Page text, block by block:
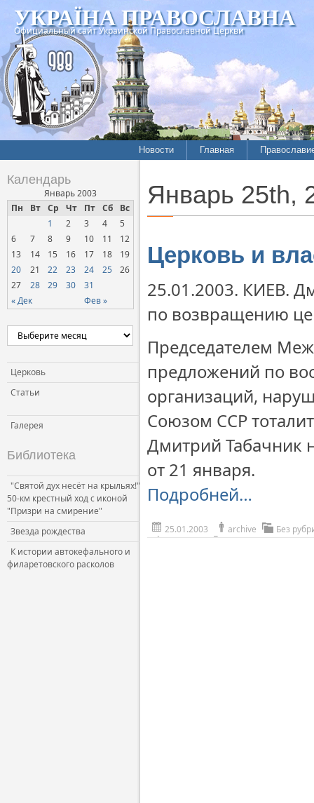
УКРАЇНА ПРАВОСЛАВНА
Официальный сайт Украинской Православной Церкви
Новости Главная
Календарь
Январь 2003
Пн
Вт Ср Чт Пт Сб Вс
« Дек Фев »
1 2 3 4
5
6
7 8 9 10 11
12
13
14 15 16 17 18
19
20
21 22 23 24 25
26
27
28 29 30 31
Церковь
Статьи
Галерея
Библиотека
"Святой дух несёт на крыльях!"
50-км крестный ход с иконой
"Призри на смирение"
Звезда рождества
К истории автокефального и
филаретовского расколов
Январь 25th,
Церковь и
25.01.2003. КИЕВ.
по возвращению
Председателем
предложений по
организаций,
Союзом ССР
Дмитрий Табачник
от 21 января.
Подробней…
25.01.2003 archive Без